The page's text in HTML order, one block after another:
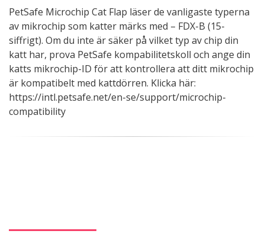
PetSafe Microchip Cat Flap läser de vanligaste typerna
av mikrochip som katter märks med – FDX-B (15-
siffrigt). Om du inte är säker på vilket typ av chip din
katt har, prova PetSafe kompabilitetskoll och ange din
katts mikrochip-ID för att kontrollera att ditt mikrochip
är kompatibelt med kattdörren. Klicka här:
https://intl.petsafe.net/en-se/support/microchip-
compatibility